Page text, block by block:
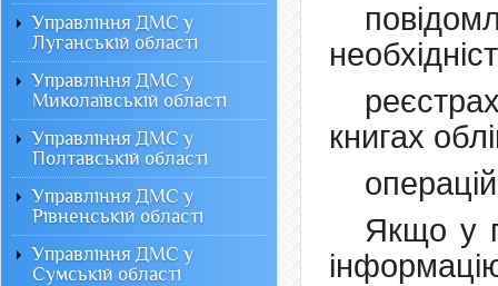
книгах
Якщо у
Управління ДМС у
Луганській області
Управління ДМС у
Миколаївській області
Управління ДМС у
Полтавській області
Управління ДМС у
Рівненській області
Управління ДМС у
Сумській області